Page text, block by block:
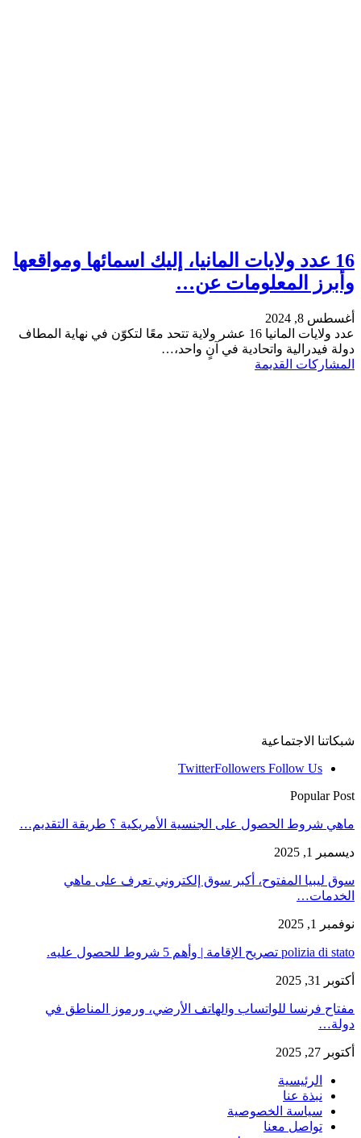
16 عدد ولايات المانيا، إليك اسمائها ومواقعها
وأبرز المعلومات عن…
أغسطس 8, 2024
عدد ولايات المانيا 16 عشر ولاية تتحد معًا لتكوّن في نهاية المطاف
دولة فيدرالية واتحادية في آنٍ واحد،…
المشاركات القديمة
شبكاتنا الاجتماعية
TwitterFollowers Follow Us
Popular Post
ماهي شروط الحصول على الجنسية الأمريكية ؟ طريقة التقديم…
ديسمبر 1, 2025
سوق ليبيا المفتوح، أكبر سوق إلكتروني تعرف على ماهي
الخدمات…
نوفمبر 1, 2025
polizia di stato تصريح الإقامة | وأهم 5 شروط للحصول عليه.
أكتوبر 31, 2025
مفتاح فرنسا للواتساب والهاتف الأرضي، ورموز المناطق في
دولة…
أكتوبر 27, 2025
الرئيسية
نبذة عنا
سياسة الخصوصية
تواصل معنا